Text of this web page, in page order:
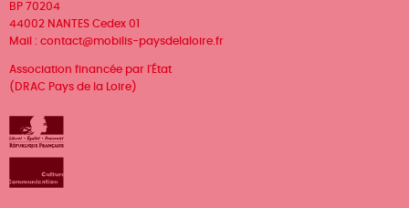
BP 70204
44002 NANTES Cedex 01
Mail : contact@mobilis-paysdelaloire.fr
Association financée par l'État
(DRAC Pays de la Loire)